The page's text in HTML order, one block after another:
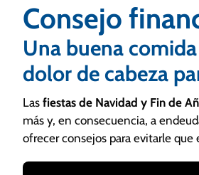
Consejo
Una buena
dolor de cabeza
Las fiestas de Navidad y Fin de
más y, en consecuencia, a
ofrecer consejos para evitarle